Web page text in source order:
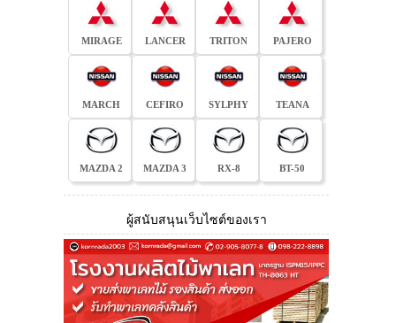
MIRAGE LANCER TRITON PAJERO
MARCH CEFIRO SYLPHY TEANA
MAZDA 2 MAZDA 3 RX-8 BT-50
ผู้สนับสนุนเว็บไซต์ของเรา